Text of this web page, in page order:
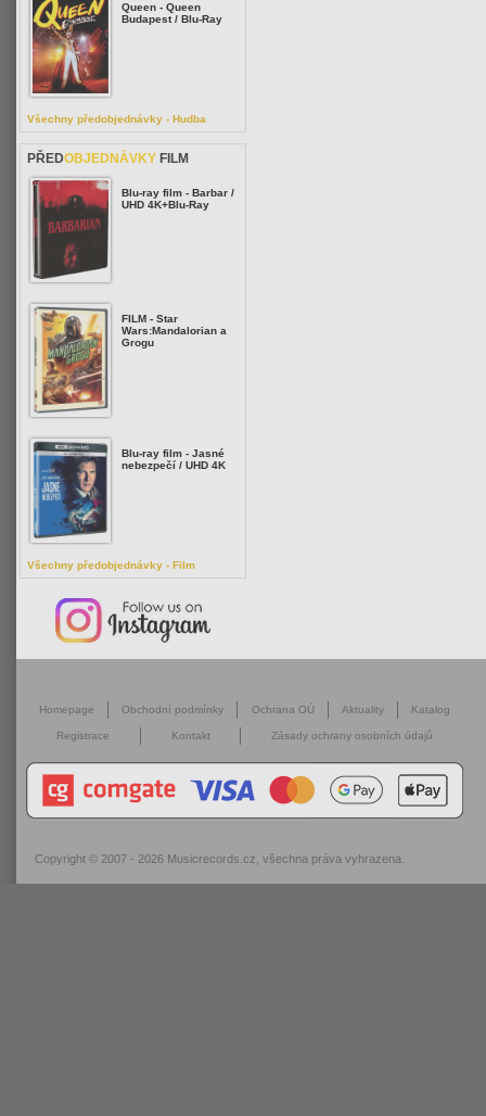
Queen - Queen
Budapest / Blu-Ray
Všechny předobjednávky - Hudba
PŘEDOBJEDNÁVKY FILM
Blu-ray film - Barbar /
UHD 4K+Blu-Ray
FILM - Star
Wars:Mandalorian a
Grogu
Blu-ray film - Jasné
nebezpečí / UHD 4K
Všechny předobjednávky - Film
Homepage Obchodní podmínky Ochrana OÚ Aktuality Katalog
Registrace Kontakt Zásady ochrany osobních údajů
Copyright © 2007 - 2026 Musicrecords.cz , všechna práva vyhrazena.